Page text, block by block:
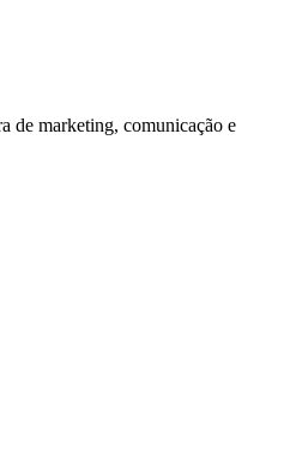
de marketing, comunicação e